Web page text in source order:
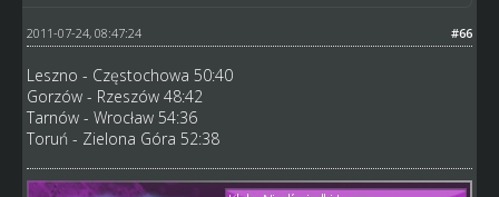
#66
2011-07-24, 08:47:24
Leszno - Częstochowa 50:40
Gorzów - Rzeszów 48:42
Tarnów - Wrocław 54:36
Toruń - Zielona Góra 52:38